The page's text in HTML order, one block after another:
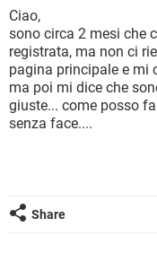
HARDWARE
INSTAGRAM
TIKTOK
HARDWARE
iOS
INSTAGRAM
TIKTOK
HARDWARE
COVID-19
INTRATTENIMENTO
iOS
INSTAGRAM
TIKTOK
Ciao,
sono circa 2 mesi che
registrata, ma non ci
pagina principale e mi
ma poi mi dice che
giuste... come posso
senza face....
Share